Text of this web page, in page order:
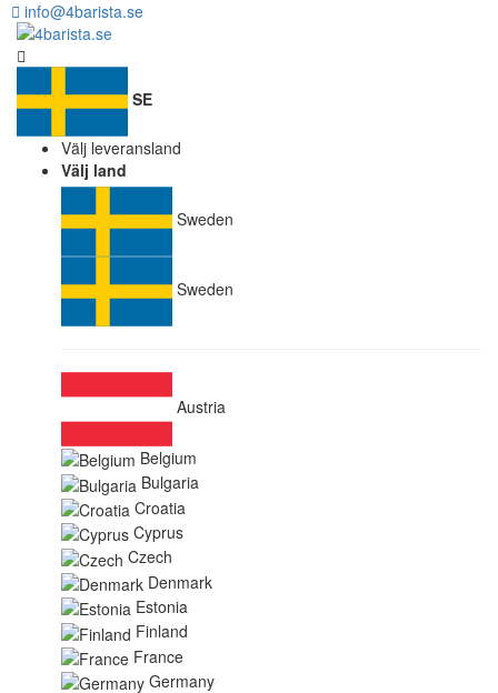
info@4barista.se
SE
Välj leveransland
Välj land
Sweden
Sweden
Austria
Belgium
Bulgaria
Croatia
Cyprus
Czech
Denmark
Estonia
Finland
France
Germany